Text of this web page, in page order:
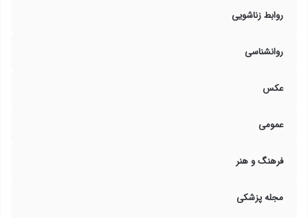
روابط زناشویی
روانشناسی
عکس
عمومی
فرهنگ و هنر
مجله پزشکی